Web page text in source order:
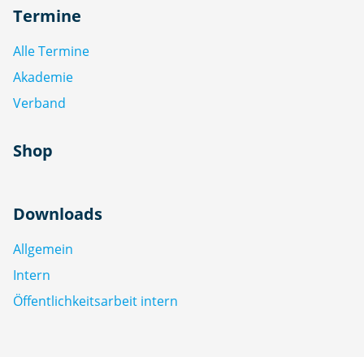
Termine
Alle Termine
Akademie
Verband
Shop
Downloads
Allgemein
Intern
Öffentlichkeitsarbeit intern